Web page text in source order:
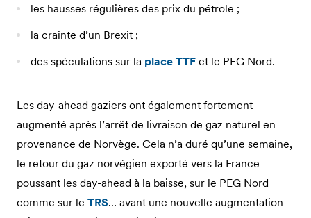
les hausses régulières des prix du pétrole ;
la crainte d’un Brexit ;
des spéculations sur la place TTF et le PEG Nord.
Les day-ahead gaziers ont également fortement
augmenté après l’arrêt de livraison de gaz naturel en
provenance de Norvège. Cela n’a duré qu’une semaine,
le retour du gaz norvégien exporté vers la France
poussant les day-ahead à la baisse, sur le PEG Nord
comme sur le TRS… avant une nouvelle augmentation